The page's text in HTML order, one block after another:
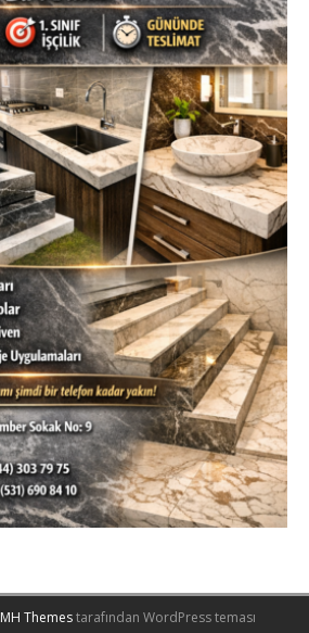
MH Themestarafından WordPress teması